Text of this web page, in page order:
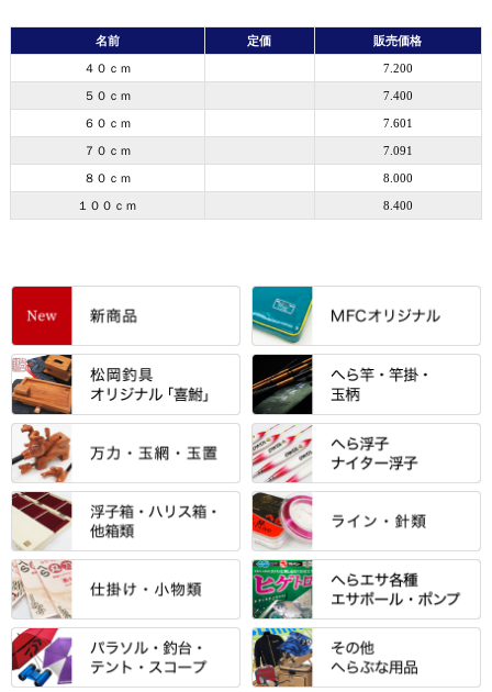
名前 定価 販売価格
４０ｃｍ 7.200
５０ｃｍ 7.400
６０ｃｍ 7.601
７０ｃｍ 7.091
８０ｃｍ 8.000
１００ｃｍ 8.400
すべて
「雅（みやび）」シリーズ・エ
ントＰＬＵＳシリーズ
エントラント・ＳＰＷシリーズ
スモールクロコダイルシリーズ
エクセーヌ・スエードシリーズ
バッグ・小物ケース・ワッペン
クッション・シート・スカー
ト・エプロン
すべて
「至高」シリーズ
万力付お膳
クワセ皿・コブ皿・角皿
浮子筒・浮子箱・ハリス箱・玉
ノ柄スタンド
小物箱・うどん箱・うどん皿
すべて
シマノ
ダイワ
がまかつ
サクラ・NISSIN・合成竿・他
光竹作 カーボン竿掛・玉ノ柄
すべて
当店オリジナル「勝俊」作
光竹 製品
松村作（万力）
松村作（先受・その他）
すべて
忠相・一志
昴 ・TOMO
りきや ・ 大祐
心也・士天・狂鬼
すべて
金鯱 シリーズ
浮子箱
すべて
東レ・ラーヂ
サンライン ・ ダン
すべて
ウキ止めストッパー・糸・チュ
すべて
マルキュー 麩系